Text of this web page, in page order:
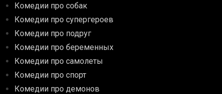
Комедии про собак
Комедии про супергероев
Комедии про подруг
Комедии про беременных
Комедии про самолеты
Комедии про спорт
Комедии про демонов